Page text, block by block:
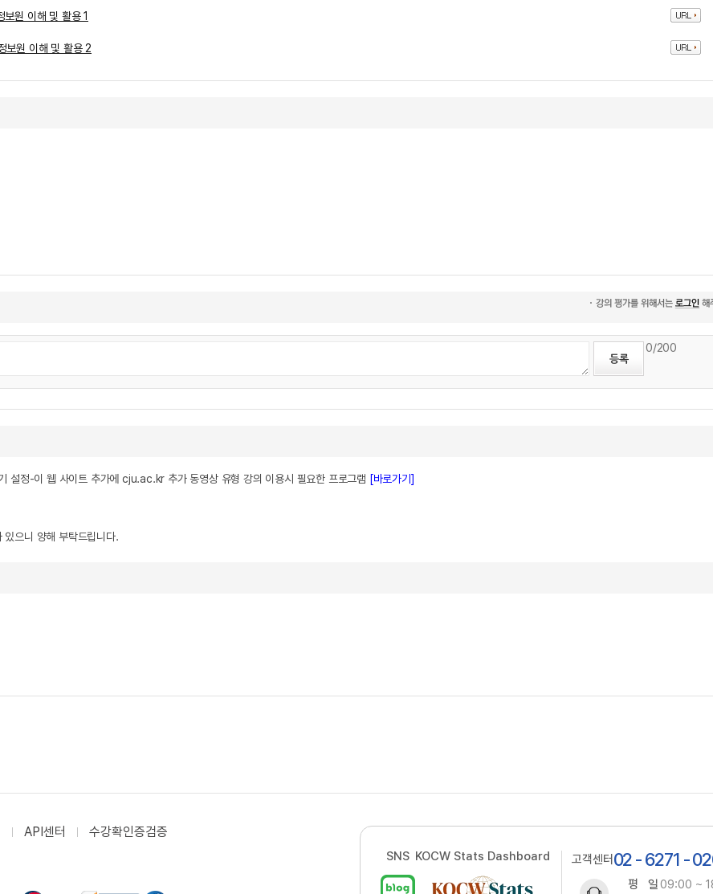
원 이해 및 활용 1
보원 이해 및 활용 2
0/200
설정-이 웹 사이트 추가에 cju.ac.kr 추가 동영상 유형 강의 이용시 필요한 프로그램 [바로가기]
으니 양해 부탁드립니다.
API센터 수강확인증검증
SNS KOCW Stats Dashboard 고객센터 02 - 6271 -
평 일09:00 ~